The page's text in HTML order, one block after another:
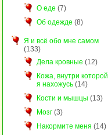
О еде (7)
Об одежде (8)
Я и всё обо мне самом
(133)
Дела кровные (12)
Кожа, внутри которой
я нахожусь(14)
Кости и мышцы (13)
Мозг(3)
Накормите меня (14)